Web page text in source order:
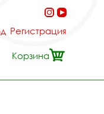
Регистрация
Корзина